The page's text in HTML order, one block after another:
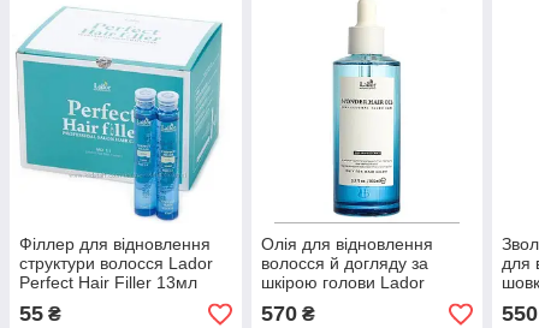
Філлер для відновлення
структури волосся Lador
Perfect Hair Filler 13мл
55 ₴
Олія для відновлення
волосся й догляду за
шкірою голови Lador
Wonder Hair Oil 100мл
570₴
для
200
550